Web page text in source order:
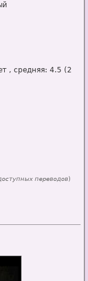
, средняя: 4.5 (2
переводов)